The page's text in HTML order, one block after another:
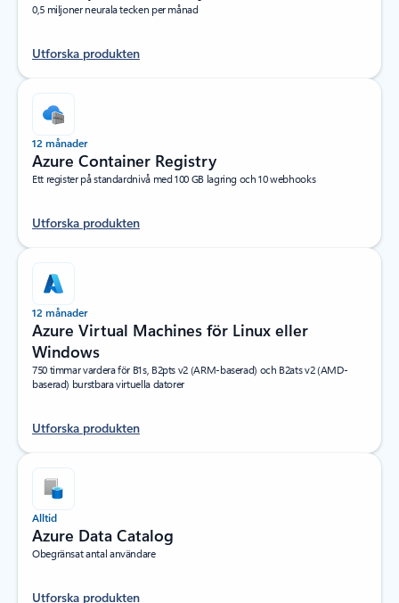
0,5 miljoner neurala tecken per månad
Utforska produkten
12 månader
Azure Container Registry
Ett register på standardnivå med 100 GB lagring och 10 webhooks
Utforska produkten
12 månader
Azure Virtual Machines för Linux eller
Windows
750 timmar vardera för B1s, B2pts v2 (ARM-baserad) och B2ats v2 (AMD-
baserad) burstbara virtuella datorer
Utforska produkten
Alltid
Azure Data Catalog
Obegränsat antal användare
Utforska produkten